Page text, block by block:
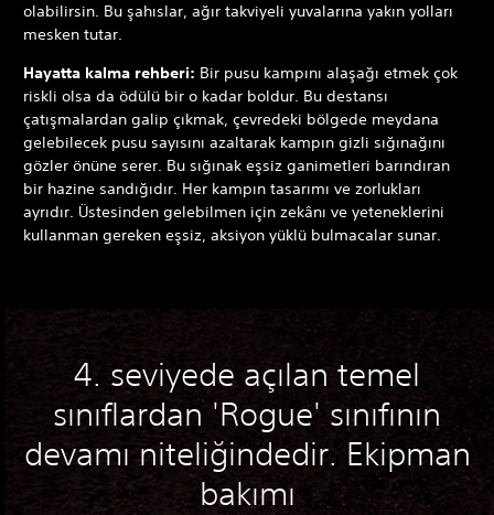
olabilirsin. Bu şahıslar, ağır takviyeli yuvalarına yakın yolları
mesken tutar.
Hayatta kalma rehberi: Bir pusu kampını alaşağı etmek çok
riskli olsa da ödülü bir o kadar boldur. Bu destansı
çatışmalardan galip çıkmak, çevredeki bölgede meydana
gelebilecek pusu sayısını azaltarak kampın gizli sığınağını
gözler önüne serer. Bu sığınak eşsiz ganimetleri barındıran
bir hazine sandığıdır. Her kampın tasarımı ve zorlukları
ayrıdır. Üstesinden gelebilmen için zekânı ve yeteneklerini
kullanman gereken eşsiz, aksiyon yüklü bulmacalar sunar.
4. seviyede açılan temel
sınıflardan 'Rogue' sınıfının
devamı niteliğindedir. Ekipman
bakımı